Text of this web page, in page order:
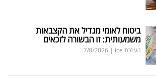
ביטוח לאומי מגדיל את הקצבאות
משמעותית: זו הבשורה לזכאים
מערכת ice |
7/8/2026